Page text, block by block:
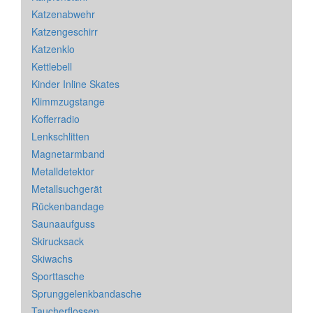
Katzenabwehr
Katzengeschirr
Katzenklo
Kettlebell
Kinder Inline Skates
Klimmzugstange
Kofferradio
Lenkschlitten
Magnetarmband
Metalldetektor
Metallsuchgerät
Rückenbandage
Saunaaufguss
Skirucksack
Skiwachs
Sporttasche
Sprunggelenkbandasche